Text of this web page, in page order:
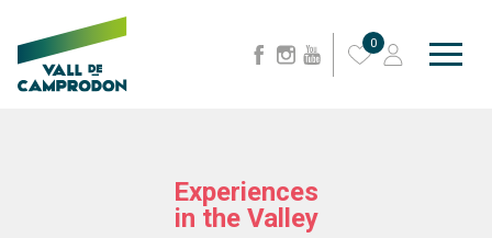
0
Experiences
in the Valley